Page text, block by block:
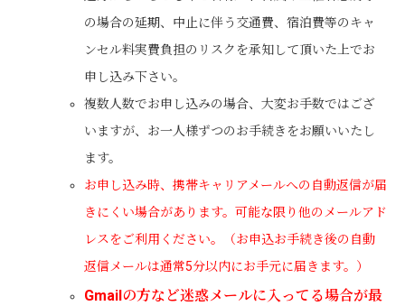
の場合の延期、中止に伴う交通費、宿泊費等のキャ
ンセル料実費負担のリスクを承知して頂いた上でお
申し込み下さい。
複数人数でお申し込みの場合、大変お手数ではござ
いますが、お一人様ずつのお手続きをお願いいたし
ます。
お申し込み時、携帯キャリアメールへの自動返信が届
きにくい場合があります。可能な限り他のメールアド
レスをご利用ください。（お申込お手続き後の自動
返信メールは通常5分以内にお手元に届きます。）
Gmailの方など迷惑メールに入ってる場合が最